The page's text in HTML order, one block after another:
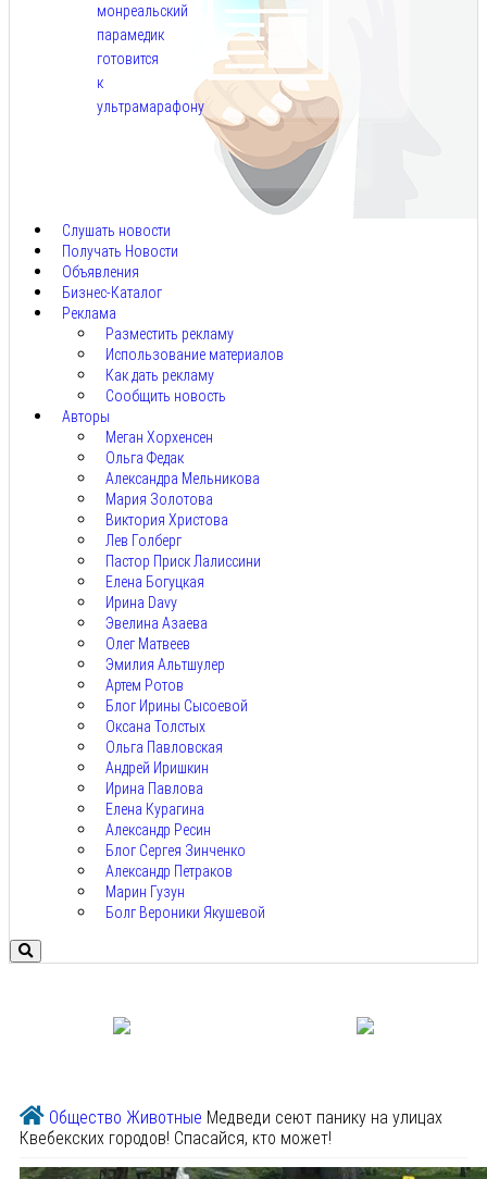
монреальский
парамедик
готовится
к
ультрамарафону
Слушать новости
Получать Новости
Объявления
Бизнес-Каталог
Реклама
Разместить рекламу
Использование материалов
Как дать рекламу
Сообщить новость
Авторы
Меган Хорхенсен
Ольга Федак
Александра Мельникова
Мария Золотова
Виктория Христова
Лев Голберг
Пастор Приск Лалиссини
Елена Богуцкая
Ирина Davy
Эвелина Азаева
Олег Матвеев
Эмилия Альтшулер
Артем Ротов
Блог Ирины Сысоевой
Оксана Толстых
Ольга Павловская
Андрей Иришкин
Ирина Павлова
Елена Курагина
Александр Ресин
Блог Сергея Зинченко
Александр Петраков
Марин Гузун
Болг Вероники Якушевой
Общество Животные Медведи сеют панику на улицах
Квебекских городов! Спасайся, кто может!